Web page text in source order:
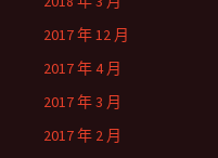
2017 年 12 月
2017 年 4 月
2017 年 3 月
2017 年 2 月